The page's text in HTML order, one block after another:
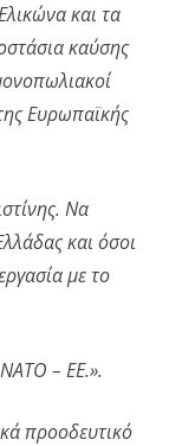
και τα
καύσης
Ευρωπαϊκής
Να
και όσοι
με το
– ΕΕ.».
προοδευτικό